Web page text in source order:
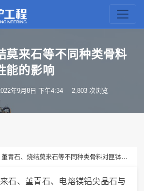
莫来石等不同种类骨料
能的影响
年9月8日 下午4:34 2,803 次浏览
堇青石、烧结莫来石等不同种类骨料对匣钵材料性能的影响
石、堇青石、电熔镁铝尖晶石与